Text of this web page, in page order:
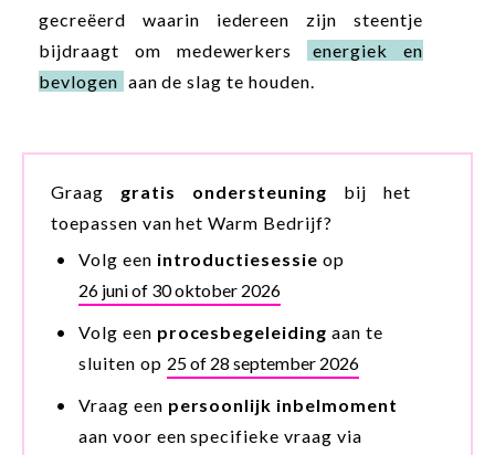
gecreëerd waarin iedereen zijn steentje
bijdraagt om medewerkers
energiek en
bevlogen aan de slag te houden.
Graag gratis ondersteuning bij het
toepassen van het Warm Bedrijf?
Volg een introductiesessie op
26 juni of 30 oktober 2026
Volg een procesbegeleiding aan te
sluiten op 25 of 28 september 2026
Vraag een persoonlijk inbelmoment
aan voor een specifieke vraag via